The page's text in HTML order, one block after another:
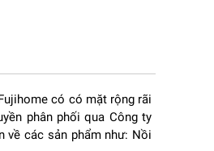
có có mặt rộng rãi
phân phối qua Công ty
về các sản phẩm như: Nồi